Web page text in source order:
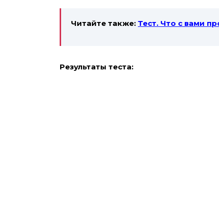
Читайте также: Тест. Что с вами
Результаты теста: